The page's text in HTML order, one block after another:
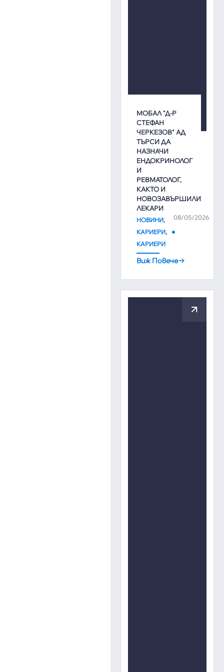
МОБАЛ "Д-Р
СТЕФАН
ЧЕРКЕЗОВ" АД
ТЪРСИ ДА
НАЗНАЧИ
ЕНДОКРИНОЛОГ
И
РЕВМАТОЛОГ,
КАКТО И
НОВОЗАВЪРШИЛИ
ЛЕКАРИ
08/05/2026
НОВИНИ,
КАРИЕРИ,
КАРИЕРИ
Виж Повече